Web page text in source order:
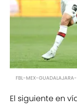
FBL-MEX-
El siguiente en